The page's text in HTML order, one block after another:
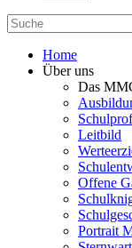
Home
Über uns
Das
Leitbild
Offene
Portrait